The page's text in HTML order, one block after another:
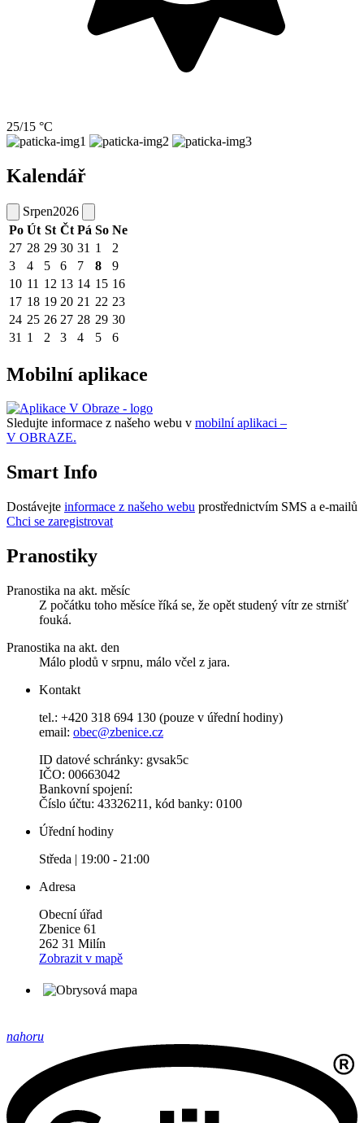
25/15 °C
Kalendář
Srpen2026
Po Út St Čt Pá So Ne
27 28 29 30 31 1
2
3
4 5 6 7 8
9
10 11 12 13 14 15 16
17 18 19 20 21 22 23
24 25 26 27 28 29 30
31 1 2 3 4 5 6
Mobilní aplikace
Sledujte informace z našeho webu v mobilní aplikaci –
V OBRAZE.
Smart Info
Dostávejte informace z našeho webu prostřednictvím SMS a e-mailů
Chci se zaregistrovat
Pranostiky
Pranostika na akt. měsíc
Z počátku toho měsíce říká se, že opět studený vítr ze strnišť
fouká.
Pranostika na akt. den
Málo plodů v srpnu, málo včel z jara.
Kontakt
tel.: +420 318 694 130 (pouze v úřední hodiny)
email: obec@zbenice.cz
ID datové schránky: gvsak5c
IČO: 00663042
Bankovní spojení:
Číslo účtu: 43326211, kód banky: 0100
Úřední hodiny
Středa | 19:00 - 21:00
Adresa
Obecní úřad
Zbenice 61
262 31 Milín
Zobrazit v mapě
nahoru